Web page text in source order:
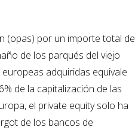
(opas) por un importe total de
de los parqués del viejo
adquiridas equivale
de la capitalización de las
el private equity solo ha
de los bancos de